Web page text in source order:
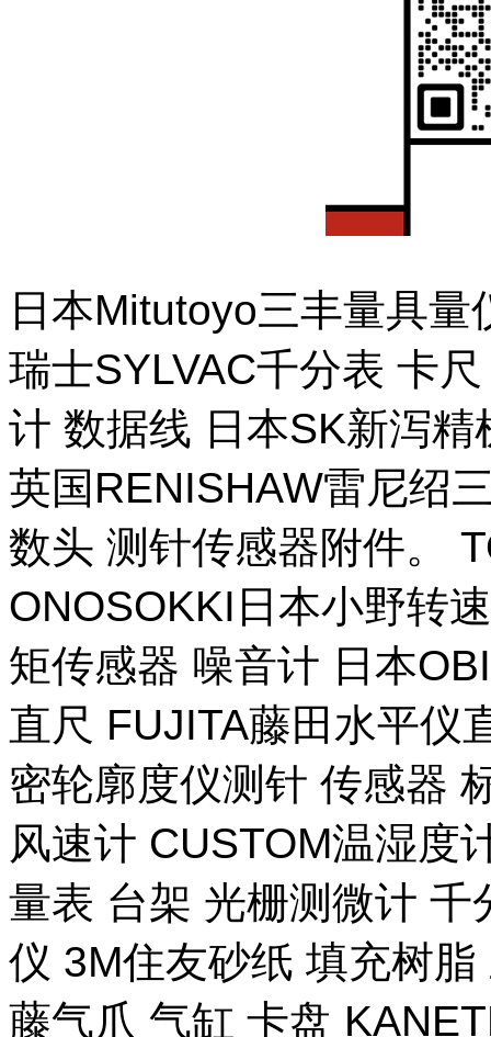
日本Mitutoyo三丰量具
瑞士SYLVAC千分表 卡
计 数据线 日本SK新泻
英国RENISHAW雷尼绍
数头 测针传感器附件。
ONOSOKKI日本小野转
矩传感器 噪音计 日本
直尺 FUJITA藤田水平仪
密轮廓度仪测针 传感器
风速计 CUSTOM温湿度
量表 台架 光栅测微计
仪 3M住友砂纸 填充树
藤气爪 气缸 卡盘